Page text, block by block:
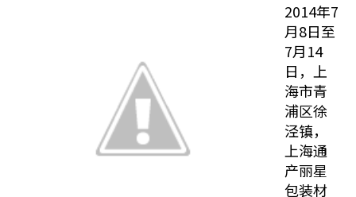
2014年7
月8日至
7月14
日，上
海市青
浦区徐
泾镇，
上海通
产丽星
包装材